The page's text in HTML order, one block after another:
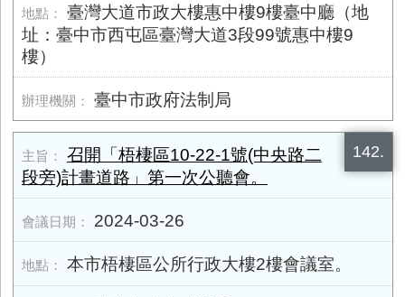
臺灣大道市政大樓惠中樓9樓臺中廳（地
址：臺中市西屯區臺灣大道3段99號惠中樓9
樓）
臺中市政府法制局
142.
召開「梧棲區10-22-1號(中央路二
段旁)計畫道路」第一次公聽會。
2024-03-26
本市梧棲區公所行政大樓2樓會議室。